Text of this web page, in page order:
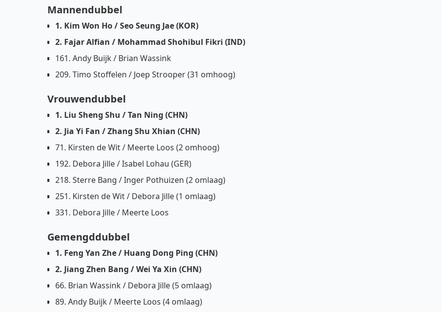
Mannendubbel
1. Kim Won Ho / Seo Seung Jae (KOR)
2. Fajar Alfian / Mohammad Shohibul Fikri (IND)
161. Andy Buijk / Brian Wassink
209. Timo Stoffelen / Joep Strooper (31 omhoog)
Vrouwendubbel
1. Liu Sheng Shu / Tan Ning (CHN)
2. Jia Yi Fan / Zhang Shu Xhian (CHN)
71. Kirsten de Wit / Meerte Loos (2 omhoog)
192. Debora Jille / Isabel Lohau (GER)
218. Sterre Bang / Inger Pothuizen (2 omlaag)
251. Kirsten de Wit / Debora Jille (1 omlaag)
331. Debora Jille / Meerte Loos
Gemengddubbel
1. Feng Yan Zhe / Huang Dong Ping (CHN)
2. Jiang Zhen Bang / Wei Ya Xin (CHN)
66. Brian Wassink / Debora Jille (5 omlaag)
89. Andy Buijk / Meerte Loos (4 omlaag)